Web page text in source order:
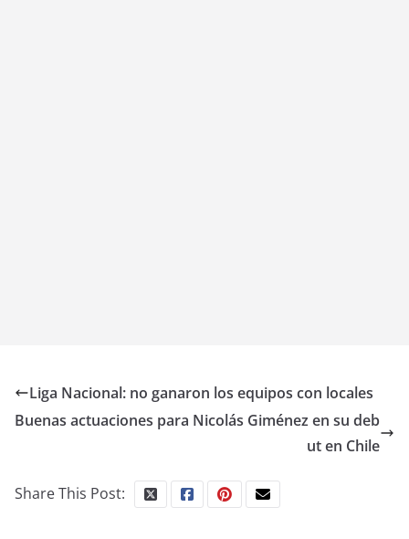
Liga Nacional: no ganaron los equipos con locales
Buenas actuaciones para Nicolás Giménez en su deb
ut en Chile
Share This Post: